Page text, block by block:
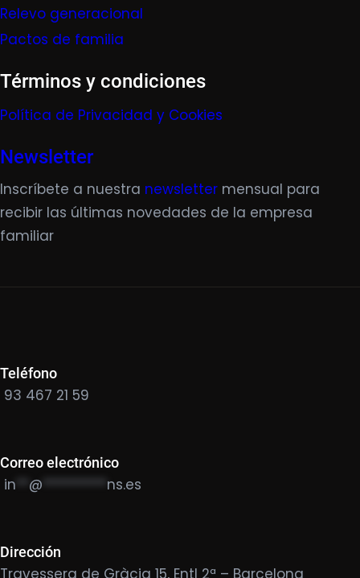
Relevo generacional
Pactos de familia
Términos y condiciones
Política de Privacidad y Cookies
Newsletter
Inscríbete a nuestra newsletter mensual para
recibir las últimas novedades de la empresa
familiar
Teléfono
93 467 21 59
Correo electrónico
in @ ********** ns.es
Dirección